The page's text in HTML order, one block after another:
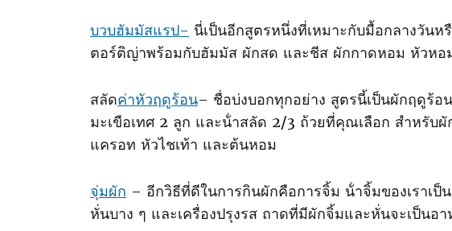
บวบฮัมมัสแรป- นี่เป็นอีกสูตรหนึ่งที่เหมาะกับมื้อกลางวัน
ตอร์ติญ่าพร้อมกับฮัมมัส ผักสด และชีส ผักกาดหอม หัวหอ
สลัดค่าหัวฤดูร้อน– ชื่อบ่งบอกทุกอย่าง สูตรนี้เป็นผักฤดูร้
มะเขือเทศ 2 ลูก และน้ําสลัด 2/3 ถ้วยที่คุณเลือก สําหรับ
แครอท หัวไชเท้า และต้นหอม
จุ่มผัก – อีกวิธีที่ดีในการกินผักคือการจิ้ม น้ําจิ้มของเราเ
หั่นบาง ๆ และเครื่องปรุงรส ถาดที่มีผักจิ้มและหั่นจะเป็นอ